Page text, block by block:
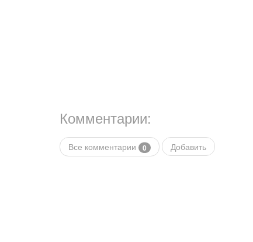
Комментарии:
Все комментарии 0 Добавить